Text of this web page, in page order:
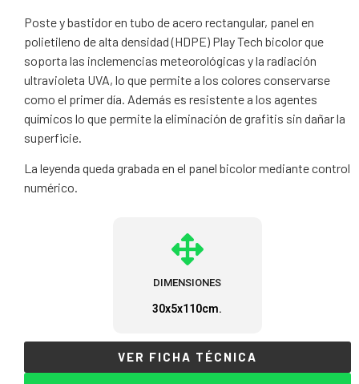
Poste y bastidor en tubo de acero rectangular, panel en
polietileno de alta densidad (HDPE) Play Tech bicolor que
soporta las inclemencias meteorológicas y la radiación
ultravioleta UVA, lo que permite a los colores conservarse
como el primer día. Además es resistente a los agentes
químicos lo que permite la eliminación de grafitis sin dañar la
superficie.
La leyenda queda grabada en el panel bicolor mediante control
numérico.
DIMENSIONES
30x5x110cm.
VER FICHA TÉCNICA